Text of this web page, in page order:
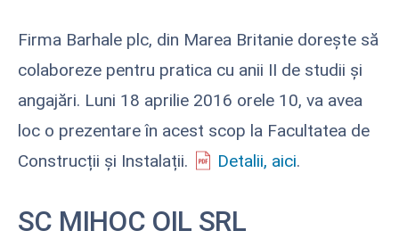
Firma Barhale plc, din Marea Britanie dorește să
colaboreze pentru pratica cu anii II de studii și
angajări. Luni 18 aprilie 2016 orele 10, va avea
loc o prezentare în acest scop la Facultatea de
Construcții și Instalații.
Detalii, aici.
SC MIHOC OIL SRL